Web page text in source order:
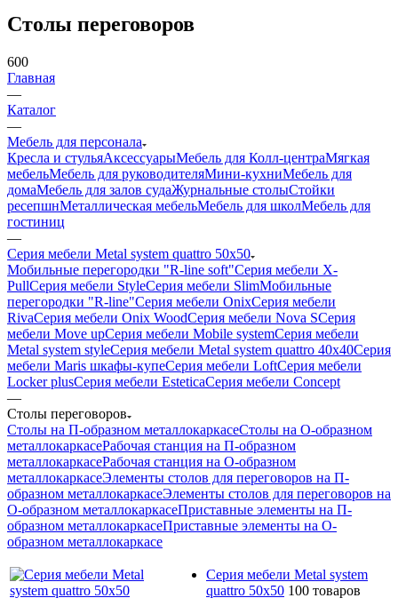
Столы переговоров
600
Главная
—
Каталог
—
Мебель для персонала
Кресла и стульяАксессуарыМебель для Колл-центраМягкая
мебельМебель для руководителяМини-кухниМебель для
домаМебель для залов судаЖурнальные столыСтойки
ресепшнМеталлическая мебельМебель для школМебель для
гостиниц
—
Серия мебели Metal system quattro 50x50
Мобильные перегородки "R-line soft"Серия мебели X-
PullСерия мебели StyleСерия мебели SlimМобильные
перегородки "R-line"Серия мебели OnixСерия мебели
RivaСерия мебели Onix WoodСерия мебели Nova SСерия
мебели Move upСерия мебели Mobile systemСерия мебели
Metal system styleСерия мебели Metal system quattro 40x40Серия
мебели Maris шкафы-купеСерия мебели LoftСерия мебели
Locker plusСерия мебели EsteticaСерия мебели Concept
—
Столы переговоров
Столы на П-образном металлокаркасеСтолы на О-образном
металлокаркасеРабочая станция на П-образном
металлокаркасеРабочая станция на О-образном
металлокаркасеЭлементы столов для переговоров на П-
образном металлокаркасеЭлементы столов для переговоров на
О-образном металлокаркасеПриставные элементы на П-
образном металлокаркасеПриставные элементы на О-
образном металлокаркасе
Серия мебели Metal system
quattro 50x50 100 товаров